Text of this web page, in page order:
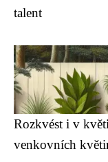
talent
Rozkvést i v
venkovních